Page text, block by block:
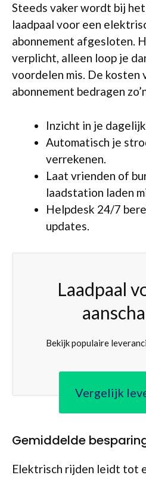
Steeds vaker wordt bij
laadpaal voor een
abonnement afgesloten.
verplicht, alleen loop je
voordelen mis. De kosten
abonnement bedragen
Inzicht in je
Automatisch je
verrekenen.
Laat vrienden of
laadstation laden
Helpdesk 24/7
updates.
Laadpaal
Bekijk populaire
Vergelijk
Gemiddelde
Elektrisch rijden leidt tot